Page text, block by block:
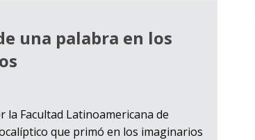
una palabra en los
la Facultad Latinoamericana de
que primó en los imaginarios